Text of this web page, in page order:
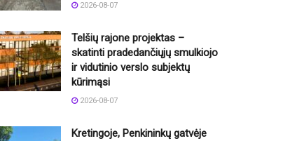
2026-08-07
Telšių rajone projektas –
skatinti pradedančiųjų smulkiojo
ir vidutinio verslo subjektų
kūrimąsi
2026-08-07
Kretingoje, Penkininkų gatvėje